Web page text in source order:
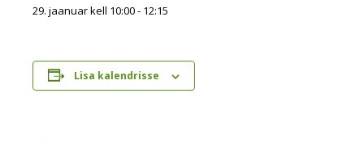
29. jaanuar kell 10:00- 12:15
Lisa kalendrisse